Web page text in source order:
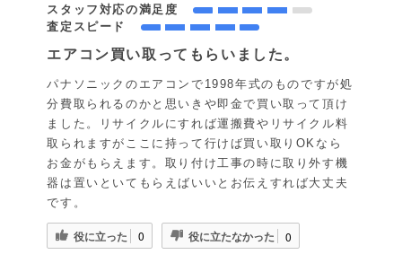
スタッフ対応の満足度
査定スピード
エアコン買い取ってもらいました。
パナソニックのエアコンで1998年式のものですが処
分費取られるのかと思いきや即金で買い取って頂け
ました。リサイクルにすれば運搬費やリサイクル料
取られますがここに持って行けば買い取りOKなら
お金がもらえます。取り付け工事の時に取り外す機
器は置いといてもらえばいいとお伝えすれば大丈夫
です。
役に立った 0 役に立たなかった 0